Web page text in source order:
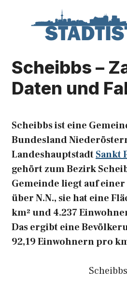
Scheibbs –
Daten und
Scheibbs ist eine
Bundesland
LandeshauptstadtSankt
gehört zum Bezirk
Gemeinde liegt auf einer
über N.N., sie hat eine
km² und 4.237
Das ergibt eine
92,19 Einwohnern pro
Scheibbs